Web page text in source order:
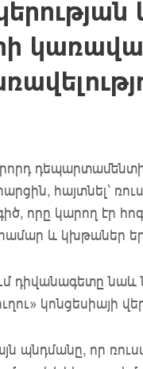
հայտնել՝
որը կարող էր
և կխթաներ
դիվանագետը
կոնցեսիայի
պնդմանը, որ